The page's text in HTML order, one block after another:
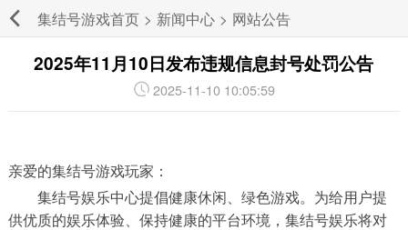
集结号游戏首页 > 新闻中心 > 网站公告
2025年11月10日发布违规信息封号处罚公告
2025-11-10 10:05:59
亲爱的集结号游戏玩家：
集结号娱乐中心提倡健康休闲、绿色游戏。为给用户提
供优质的娱乐体验
保持健康的平台环境，集结号娱乐将对